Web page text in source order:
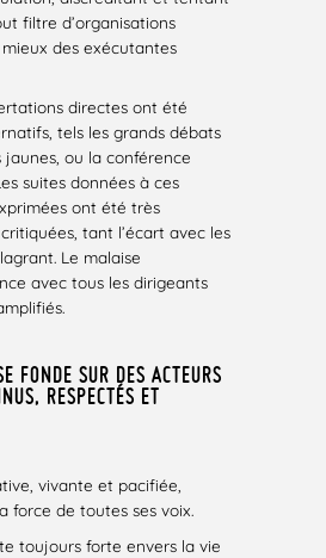
filtre d’organisations
des exécutantes
directes ont été
tels les grands débats
ou la conférence
suites données à ces
ont été très
tant l’écart avec les
Le malaise
avec tous les dirigeants
FONDE SUR DES ACTEURS
RESPECTÉS ET
vivante et pacifiée,
force de toutes ses voix.
toujours forte envers la vie